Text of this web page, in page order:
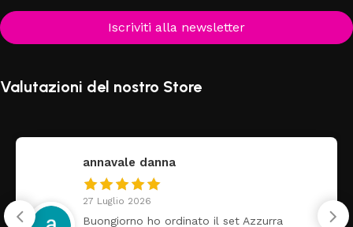
Iscriviti alla newsletter
Valutazioni del nostro Store
danna
Luglio 2026
ho ordinato il set Azzurra
24